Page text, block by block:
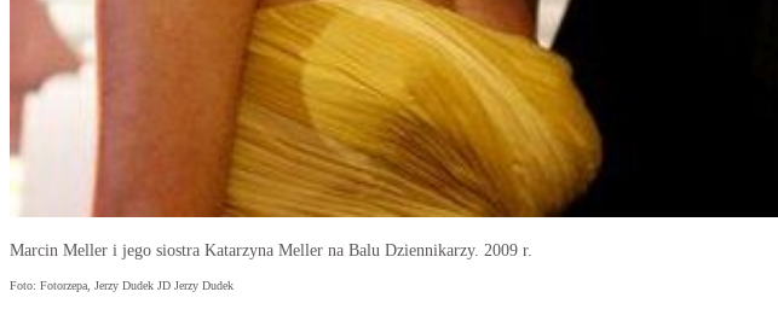
Marcin Meller i jego siostra Katarzyna Meller na Balu Dziennikarzy. 2009 r.
Foto: Fotorzepa, Jerzy Dudek JD Jerzy Dudek